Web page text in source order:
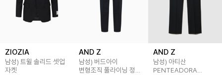
ZIOZIA
남성) 트윌 솔리드 셋업
자켓
AND Z
남성) 버드아이
변형조직 풀라이닝 정장
AND Z
남성) 아티산
PENTEADORA